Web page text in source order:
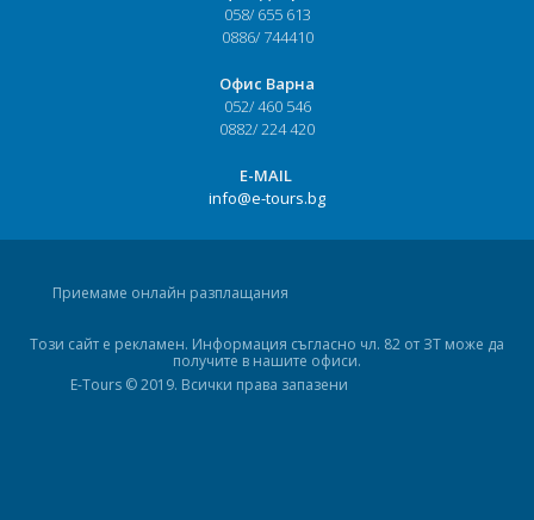
058/ 655 613
0886/ 744410
Офис Варна
052/ 460 546
0882/ 224 420
Е-MAIL
info@e-tours.bg
Приемаме онлайн разплащания
Този сайт е рекламен. Информация съгласно чл. 82 от ЗТ може да
получите в нашите офиси.
E-Tours © 2019. Всички права запазени